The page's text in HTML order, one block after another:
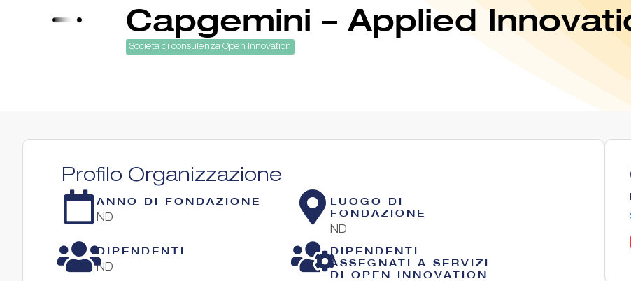
Capgemini – Applied
Società di consulenza Open Innovation
Profilo Organizzazione
ANNO DI FONDAZIONE
ND
LUOGO DI
FONDAZIONE
ND
DIPENDENTI
ND
DIPENDENTI
ASSEGNATI A SERVIZI
DI OPEN INNOVATION